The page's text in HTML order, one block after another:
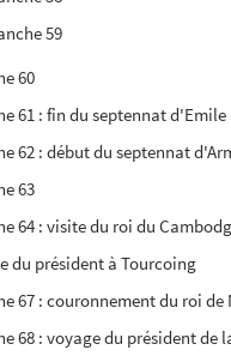
59
60
61 : fin du septennat
62 : début du septennat
63
64 : visite du roi du
du président à Tourcoing
67 : couronnement du roi de
68 : voyage du président de